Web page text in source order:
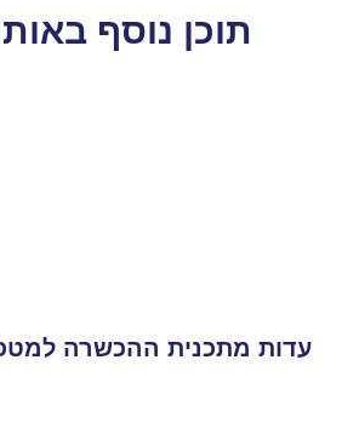
תוכן נוסף
עדות מתכנית ההכשרה